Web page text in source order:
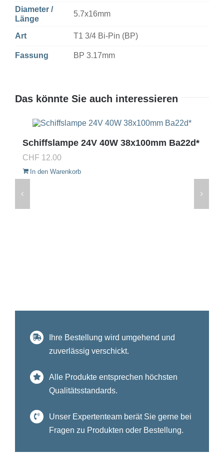
Diameter /
Länge
5.7x16mm
Art T1 3/4 Bi-Pin (BP)
Fassung BP 3.17mm
Das könnte Sie auch interessieren
Schiffslampe 24V 40W 38x100mm Ba22d*
CHF 12.00
In den Warenkorb
Ihre Bestellung wird umgehend und
zuverlässig verschickt.
Alle Produkte entsprechen höchsten
Qualitätsstandards.
Unser Expertenteam berät Sie gerne bei
Fragen zu Produkten oder Bestellung.